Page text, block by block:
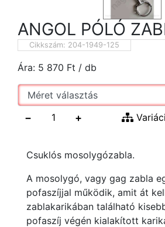
ANGOL PÓLÓ
Cikkszám: 204-1949-125
Ára: 5 870 Ft / db
− +
Csuklós mosolygózabla.
A mosolygó, vagy gag zabla
pofaszíjjal működik, amit át
zablakarikában található
pofaszíj végén kialakított